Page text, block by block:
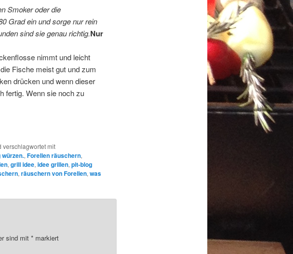
Smoker oder die
Grad ein und sorge nur rein
sind sie genau richtig.Nur
nimmt und leicht
Fische meist gut und zum
drücken und wenn dieser
fertig. Wenn sie noch zu
verschlagwortet mit
, Forellen räuschern,
, grill idee, idee grillen, pit-blog
, räuschern von Forellen, was
sind mit *markiert